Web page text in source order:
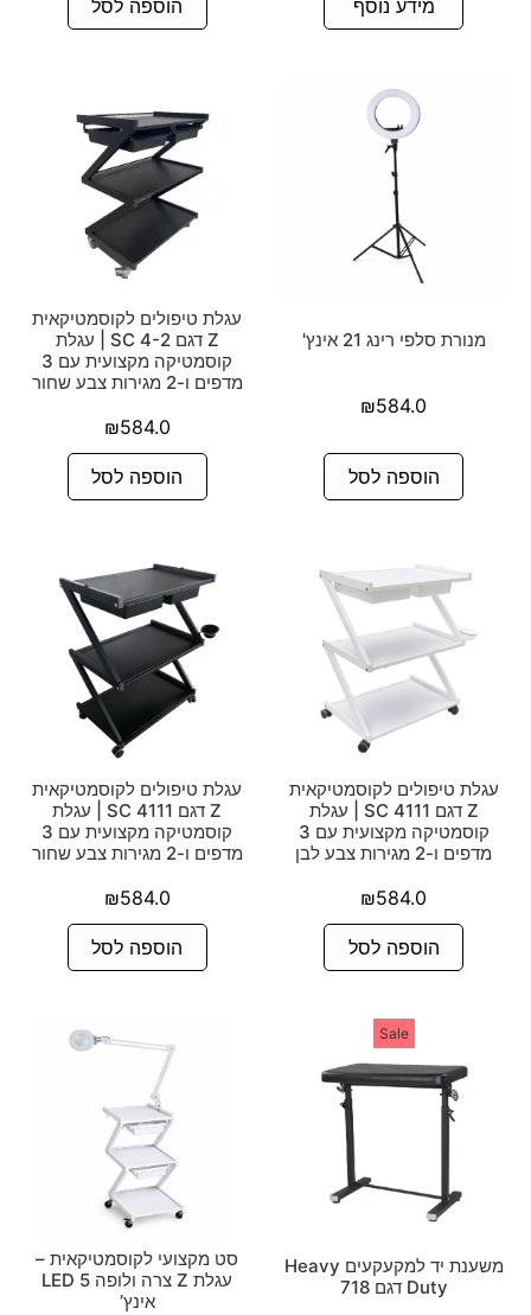
מידע נוסף הוספה לסל
מנורת סלפי רינג 21 אינץ'
₪584.0
הוספה לסל
עגלת טיפולים לקוסמטיקאית
Z דגם SC 4-2 | עגלת
קוסמטיקה מקצועית עם 3
מדפים ו-2 מגירות צבע שחור
₪584.0
הוספה לסל
עגלת טיפולים לקוסמטיקאית
Z דגם SC 4111 | עגלת
קוסמטיקה מקצועית עם 3
מדפים ו-2 מגירות צבע לבן
₪584.0
הוספה לסל
עגלת טיפולים לקוסמטיקאית
Z דגם SC 4111 | עגלת
קוסמטיקה מקצועית עם 3
מדפים ו-2 מגירות צבע שחור
₪584.0
הוספה לסל
Sale
משענת יד למקעקעים Heavy
Duty דגם 718
סט מקצועי לקוסמטיקאית –
עגלת Z צרה ולופה LED 5
אינץ’